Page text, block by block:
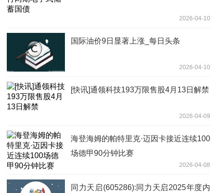
2026-04-10
国际油价9日显著上涨_每日头条
2026-04-10
[快讯]通领科技193万限售股4月13日解禁
2026-04-09
海登海姆的帕特里克·迈因卡接近连续100
场德甲90分钟比赛
2026-04-08
同力天启(605286):同力天启2025年度内